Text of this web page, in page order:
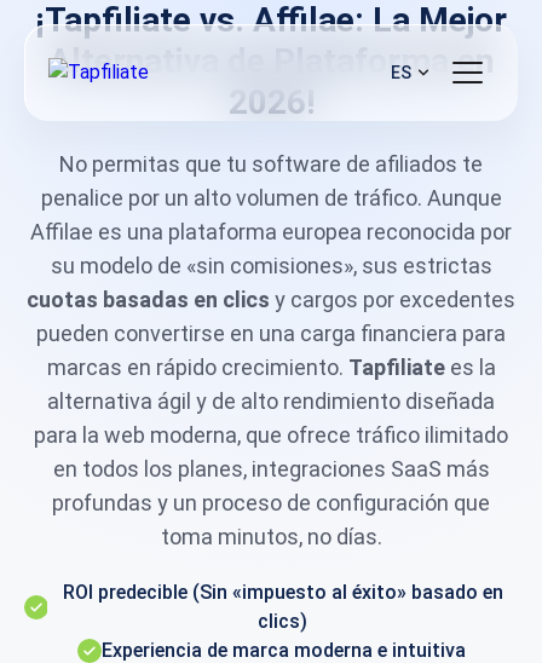
ES
¡Tapfiliate vs. Affilae: La Mejor
Alternativa de Plataforma en
2026!
No permitas que tu software de afiliados te
penalice por un alto volumen de tráfico. Aunque
Affilae es una plataforma europea reconocida por
su modelo de «sin comisiones», sus estrictas
cuotas basadas en clics y cargos por excedentes
pueden convertirse en una carga financiera para
marcas en rápido crecimiento. Tapfiliatees la
alternativa ágil y de alto rendimiento diseñada
para la web moderna, que ofrece tráfico ilimitado
en todos los planes, integraciones SaaS más
profundas y un proceso de configuración que
toma minutos, no días.
ROI predecible (Sin «impuesto al éxito» basado en
clics)
Experiencia de marca moderna e intuitiva